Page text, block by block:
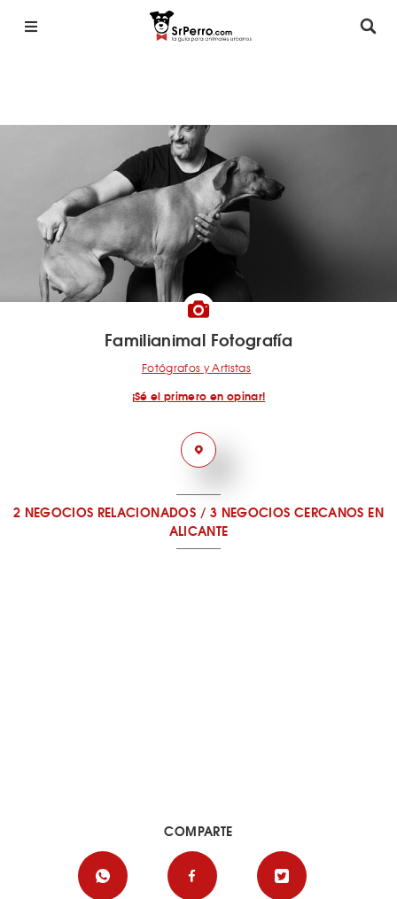
Familianimal Fotografía
Fotógrafos y Artistas
¡Sé el primero en opinar!
2 NEGOCIOS RELACIONADOS/3 NEGOCIOS CERCANOS EN
ALICANTE
COMPARTE